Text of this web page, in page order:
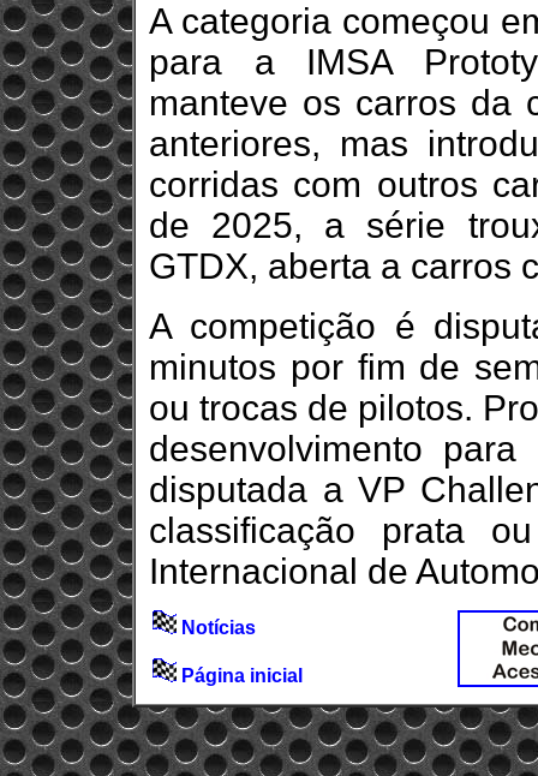
A categoria começou
para a IMSA
manteve os carros da
anteriores, mas
corridas com outros
de 2025, a série
GTDX, aberta a carros
A competição é
minutos por fim de
ou trocas de pilotos.
desenvolvimento
disputada a VP
classificação prata
Internacional de
Notícias
Página inicial